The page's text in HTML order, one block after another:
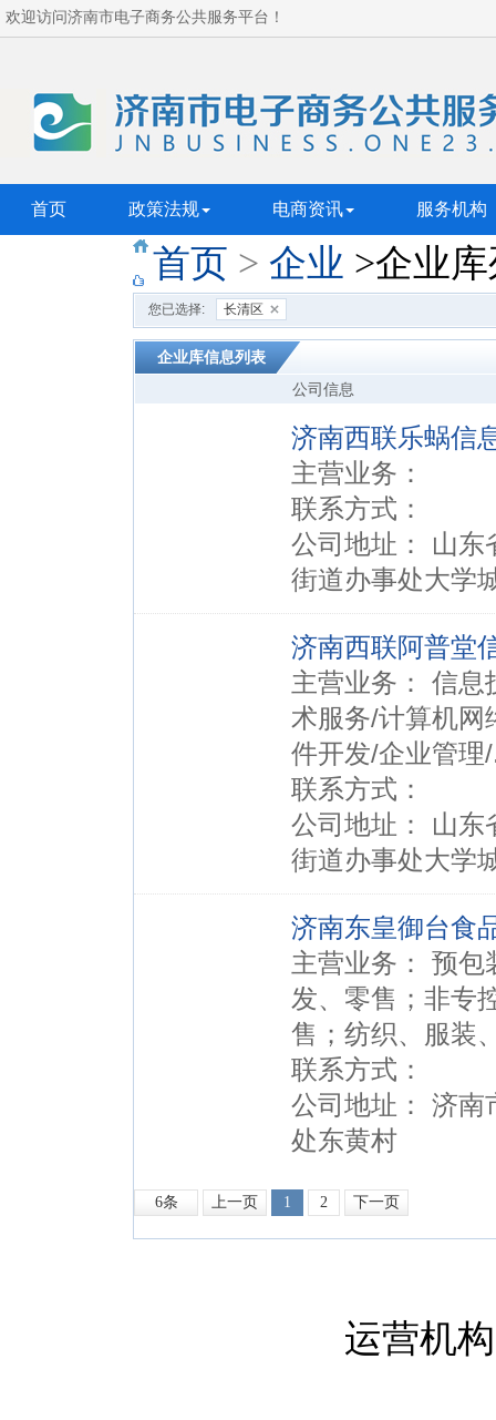
欢迎访问济南市电子商务公共服务平台！
首页 政策法规 电商资讯 服务机构
首页 > 企业 >企业
您已选择: 长清区
企业库信息列表
公司信息
济南西联乐蜗信
主营业务：
联系方式：
公司地址： 山东
街道办事处大学
济南西联阿普堂
主营业务： 信息
术服务/计算机网
件开发/企业管理
联系方式：
公司地址： 山东
街道办事处大学
济南东皇御台食
主营业务： 预包
发、零售；非专
售；纺织、服装
联系方式：
公司地址： 济南
处东黄村
6条 上一页 1 2 下一页
运营机